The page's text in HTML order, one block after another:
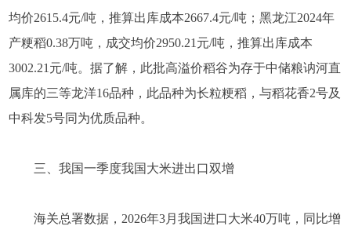
均价2615.4元/吨，推算出库成本2667.4元/吨；黑龙江2024年
产粳稻0.38万吨，成交均价2950.21元/吨，推算出库成本
3002.21元/吨。据了解，此批高溢价稻谷为存于中储粮讷河直
属库的三等龙洋16品种，此品种为长粒粳稻，与稻花香2号及
中科发5号同为优质品种。
三、我国一季度我国大米进出口双增
海关总署数据，2026年3月我国进口大米40万吨，同比增